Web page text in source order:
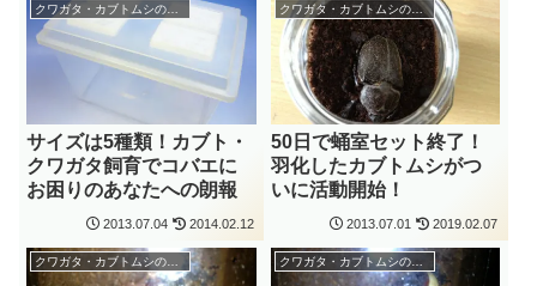
サイズは5種類！カブト・
クワガタ飼育でコバエに
お困りのあなたへの朗報
2013.07.04 2014.02.12
クワガタ・カブトムシの飼育
50日で蛹室セット終了！
羽化したカブトムシがつ
いに活動開始！
2013.07.01 2019.02.07
クワガタ・カブトムシの飼育 クワガタ・カブトムシの飼育